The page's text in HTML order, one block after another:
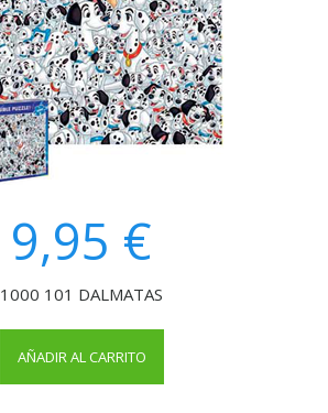
9,95 €
1000 101 DALMATAS
AÑADIR AL CARRITO